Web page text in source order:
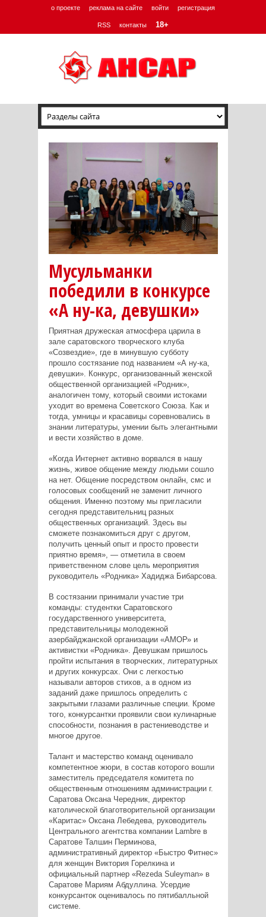
о проекте реклама на сайте войти регистрация
RSS контакты 18+
Мусульманки
победили в конкурсе
«А ну-ка, девушки»
Приятная дружеская атмосфера царила в
зале саратовского творческого клуба
«Созвездие», где в минувшую субботу
прошло состязание под названием «А ну-ка,
девушки». Конкурс, организованный женской
общественной организацией «Родник»,
аналогичен тому, который своими истоками
уходит во времена Советского Союза. Как и
тогда, умницы и красавицы соревновались в
знании литературы, умении быть элегантными
и вести хозяйство в доме.
«Когда Интернет активно ворвался в нашу
жизнь, живое общение между людьми сошло
на нет. Общение посредством онлайн, смс и
голосовых сообщений не заменит личного
общения. Именно поэтому мы пригласили
сегодня представительниц разных
общественных организаций. Здесь вы
сможете познакомиться друг с другом,
получить ценный опыт и просто провести
приятно время», — отметила в своем
приветственном слове цель мероприятия
руководитель «Родника» Хадиджа Бибарсова.
В состязании принимали участие три
команды: студентки Саратовского
государственного университета,
представительницы молодежной
азербайджанской организации «АМОР» и
активистки «Родника». Девушкам пришлось
пройти испытания в творческих, литературных
и других конкурсах. Они с легкостью
называли авторов стихов, а в одном из
заданий даже пришлось определить с
закрытыми глазами различные специи. Кроме
того, конкурсантки проявили свои кулинарные
способности, познания в растениеводстве и
многое другое.
Талант и мастерство команд оценивало
компетентное жюри, в состав которого вошли
заместитель председателя комитета по
общественным отношениям администрации г.
Саратова Оксана Чередник, директор
католической благотворительной организации
«Каритас» Оксана Лебедева, руководитель
Центрального агентства компании Lambre в
Саратове Талшин Перминова,
административный директор «Быстро Фитнес»
для женщин Виктория Горелкина и
официальный партнер «Rezeda Suleyman» в
Саратове Мариям Абдуллина. Усердие
конкурсанток оценивалось по пятибалльной
системе.